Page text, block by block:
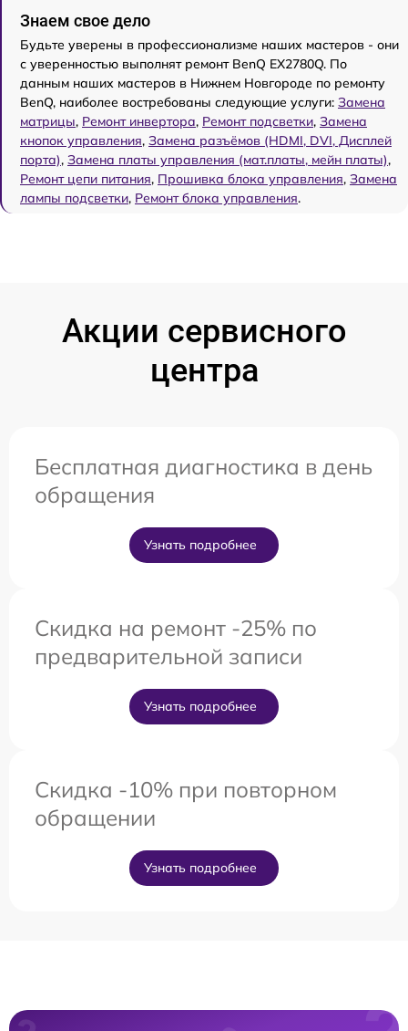
Знаем свое дело
Будьте уверены в профессионализме наших мастеров - они
с уверенностью выполнят ремонт BenQ EX2780Q. По
данным наших мастеров в Нижнем Новгороде по ремонту
BenQ, наиболее востребованы следующие услуги: Замена
матрицы, Ремонт инвертора, Ремонт подсветки, Замена
кнопок управления, Замена разъёмов (HDMI, DVI, Дисплей
порта), Замена платы управления (мат.платы, мейн платы),
Ремонт цепи питания, Прошивка блока управления, Замена
лампы подсветки, Ремонт блока управления.
Акции сервисного
центра
Бесплатная диагностика в день
обращения
Узнать подробнее
Скидка на ремонт -25% по
предварительной записи
Узнать подробнее
Скидка -10% при повторном
обращении
Узнать подробнее